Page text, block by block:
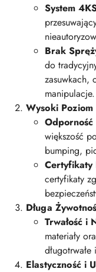
System
Brak
do
zasuwkach,
manipulacje.
Wysoki
Odporność
większość
bumping,
Certyfikaty
certyfikaty
Długa
Trwałość i
materiały
Elastyczność i